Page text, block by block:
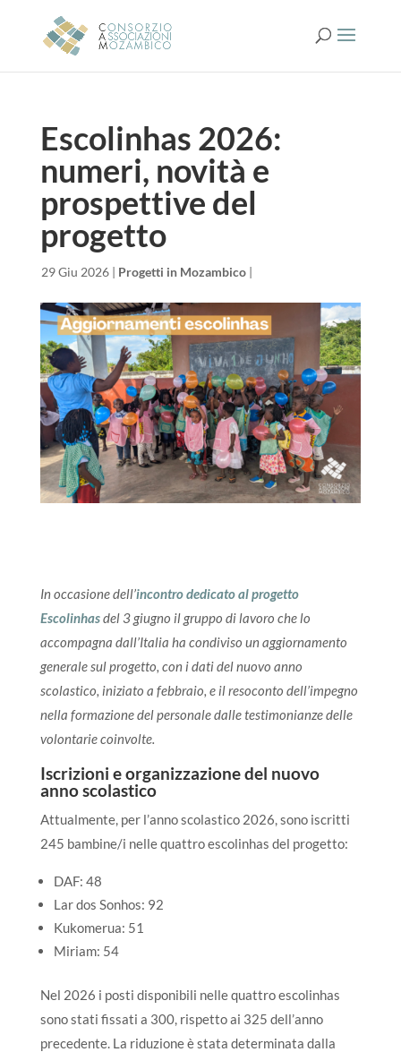
Escolinhas 2026:
numeri, novità e
prospettive del
progetto
29 Giu 2026| Progetti in Mozambico|
In occasione dell’incontro dedicato al progetto
Escolinhasdel 3 giugno il gruppo di lavoro che lo
accompagna dall’Italia ha condiviso un aggiornamento
generale sul progetto, con i dati del nuovo anno
scolastico, iniziato a febbraio, e il resoconto dell’impegno
nella formazione del personale dalle testimonianze delle
volontarie coinvolte.
Iscrizioni e organizzazione del nuovo
anno scolastico
Attualmente, per l’anno scolastico 2026, sono iscritti
245 bambine/i nelle quattro escolinhas del progetto:
DAF: 48
Lar dos Sonhos: 92
Kukomerua: 51
Miriam: 54
Nel 2026 i posti disponibili nelle quattro escolinhas
sono stati fissati a 300, rispetto ai 325 dell’anno
precedente. La riduzione è stata determinata dalla